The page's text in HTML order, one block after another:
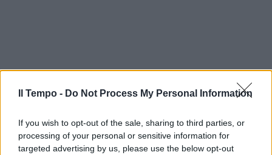
Il Tempo - Do Not Process My Personal Information
If you wish to opt-out of the sale, sharing to third parties, or
processing of your personal or sensitive information for
targeted advertising by us, please use the below opt-out